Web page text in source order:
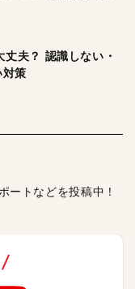
夫？ 認識しない・
対策
ートなどを投稿中！